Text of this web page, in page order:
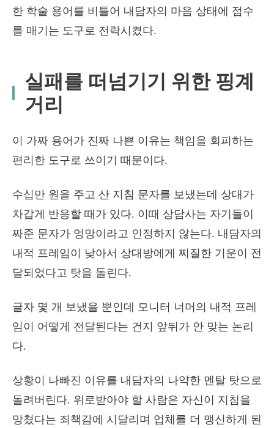
한 학술 용어를 비틀어 내담자의 마음 상태에 점수
를 매기는 도구로 전락시켰다.
실패를 떠넘기기 위한 핑계
거리
이 가짜 용어가 진짜 나쁜 이유는 책임을 회피하는
편리한 도구로 쓰이기 때문이다.
수십만 원을 주고 산 지침 문자를 보냈는데 상대가
차갑게 반응할 때가 있다. 이때 상담사는 자기들이
짜준 문자가 엉망이라고 인정하지 않는다. 내담자의
내적 프레임이 낮아서 상대방에게 찌질한 기운이 전
달되었다고 탓을 돌린다.
글자 몇 개 보냈을 뿐인데 모니터 너머의 내적 프레
임이 어떻게 전달된다는 건지 앞뒤가 안 맞는 논리
다.
상황이 나빠진 이유를 내담자의 나약한 멘탈 탓으로
돌려버린다. 위로받아야 할 사람은 자신이 지침을
망쳤다는 죄책감에 시달리며 업체를 더 맹신하게 된